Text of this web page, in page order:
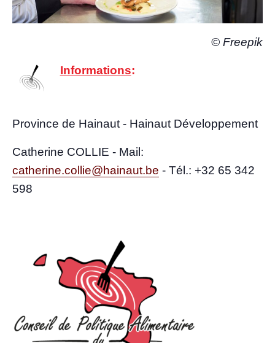
© Free­pik
Infor­ma­tions:
Pro­vince de Hai­naut - Hai­naut Développement
Cathe­rine COLLIE - Mail:
catherine.collie@hainaut.be - Tél.: +32 65 342
598